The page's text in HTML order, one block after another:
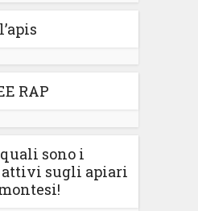
l’apis
RAP
sono i
sugli apiari